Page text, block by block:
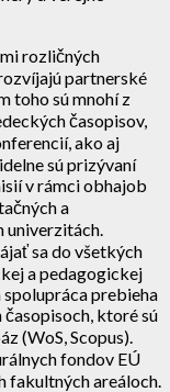
rozličných
partnerské
toho sú mnohí z
časopisov,
ako aj
sú prizývaní
v rámci obhajob
a
univerzitách.
sa do všetkých
a pedagogickej
prebieha
ktoré sú
(WoS, Scopus).
fondov EÚ
areáloch.